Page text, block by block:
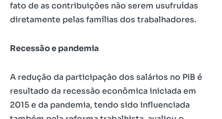
fato de as contribuições não serem usufruídas
diretamente pelas famílias dos trabalhadores.
Recessão e pandemia
A redução da participação dos salários no PIB é
resultado da recessão econômica iniciada em
2015 e da pandemia, tendo sido influenciada